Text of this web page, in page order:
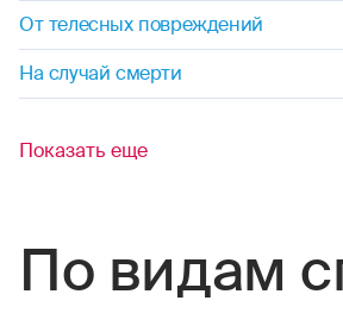
От телесных повреждений
На случай смерти
Показать еще
По видам